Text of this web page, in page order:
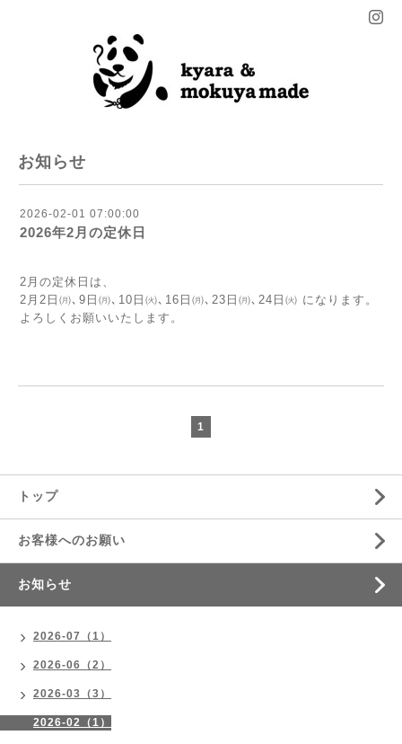
お知らせ
2026-02-01 07:00:00
2026年2月の定休日
2月の定休日は、
2月2日㈪､9日㈪､10日㈫､16日㈪､23日㈪､24日㈫ になります。
よろしくお願いいたします。
1
トップ
お客様へのお願い
お知らせ
2026-07（1）
2026-06（2）
2026-03（3）
2026-02（1）